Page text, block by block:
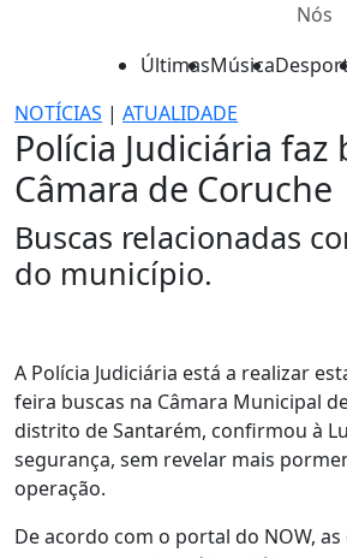
Nós
ÚltimasMúsica
NOTÍCIAS | ATUALIDADE
Polícia Judiciária faz
Câmara de Coruche
Buscas relacionadas
do município.
A Polícia Judiciária está a realizar
feira buscas na Câmara Municipal
distrito de Santarém, confirmou à
segurança, sem revelar mais
operação.
De acordo com o portal do NOW,